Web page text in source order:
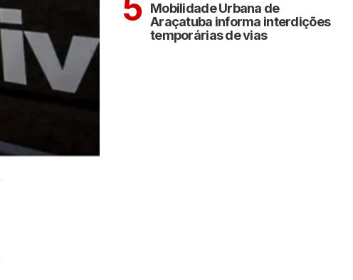
Mobilidade Urbana de
Araçatuba informa interdições
temporárias de vias